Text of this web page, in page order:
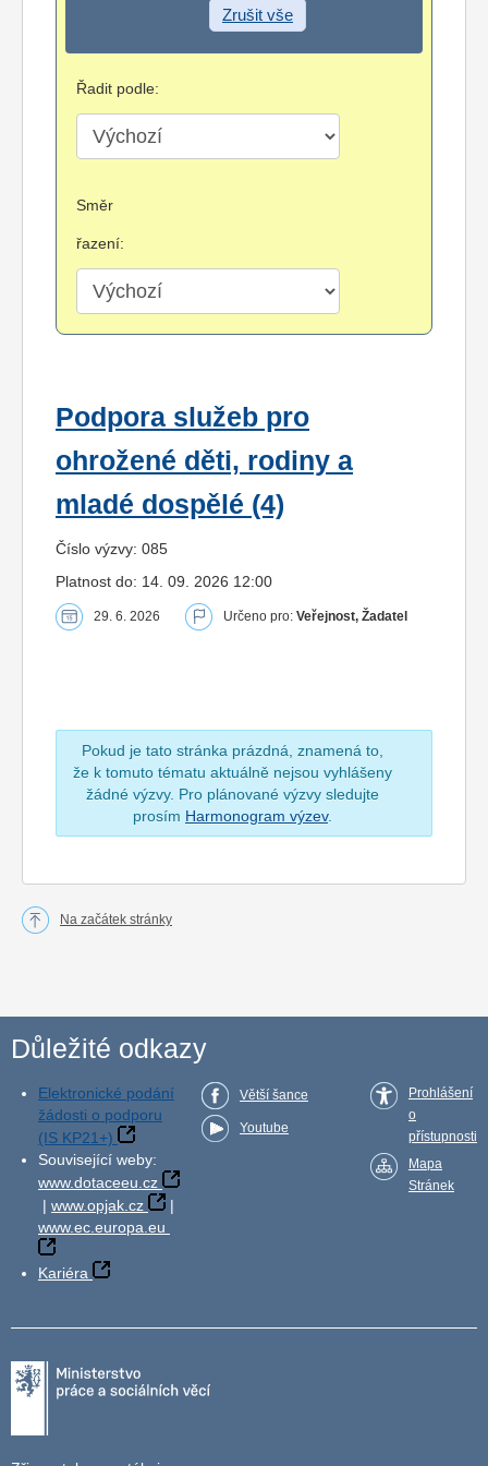
Zrušit vše
Řadit podle:
Směr
řazení:
Podpora služeb pro
ohrožené děti, rodiny a
mladé dospělé (4)
Číslo výzvy: 085
Platnost do: 14. 09. 2026 12:00
29. 6. 2026 Určeno pro: Veřejnost, Žadatel
Pokud je tato stránka prázdná, znamená to,
že k tomuto tématu aktuálně nejsou vyhlášeny
žádné výzvy. Pro plánované výzvy sledujte
prosím Harmonogram výzev.
Na začátek stránky
Důležité odkazy
Elektronické podání
žádosti o podporu
(IS KP21+)
Související weby:
www.dotaceeu.cz
| www.opjak.cz
|
www.ec.europa.eu
Kariéra
Větší šance
Youtube
Prohlášení
o
přístupnosti
Mapa
Stránek